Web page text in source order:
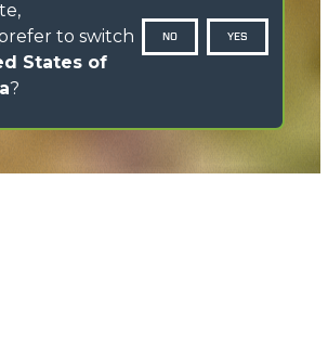
to switch
States of
?
NO YES